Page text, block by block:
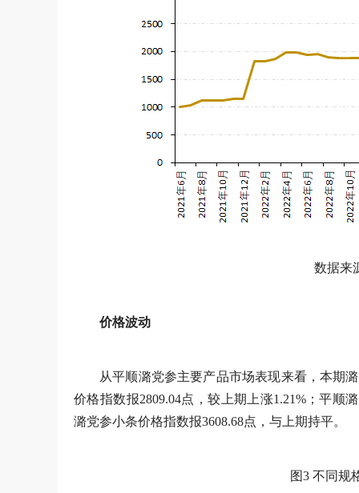
数据来
价格波动
从平顺潞党参主要产品市场表现来看，本期
价格指数报2809.04点，较上期上涨1.21%；平顺
潞党参小条价格指数报3608.68点，与上期持平。
图3 不同规